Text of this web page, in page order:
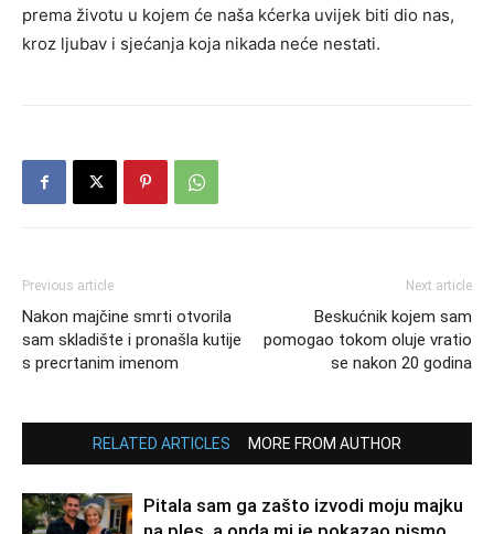
prema životu u kojem će naša kćerka uvijek biti dio nas,
kroz ljubav i sjećanja koja nikada neće nestati.
Previous article
Nakon majčine smrti otvorila
sam skladište i pronašla kutije
s precrtanim imenom
Next article
Beskućnik kojem sam
pomogao tokom oluje vratio
se nakon 20 godina
RELATED ARTICLES MORE FROM AUTHOR
Pitala sam ga zašto izvodi moju majku